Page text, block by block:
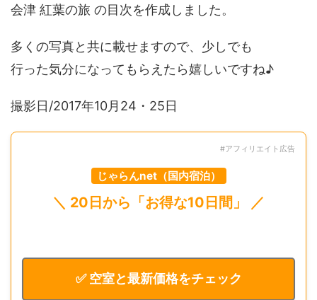
会津 紅葉の旅 の目次を作成しました。
多くの写真と共に載せますので、少しでも
行った気分になってもらえたら嬉しいですね♪
撮影日/2017年10月24・25日
#アフィリエイト広告
じゃらんnet（国内宿泊）
＼ 20日から「お得な10日間」 ／
✅ 空室と最新価格をチェック